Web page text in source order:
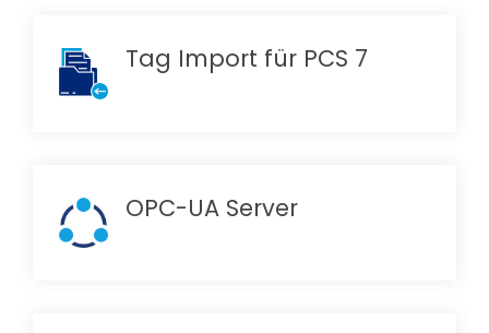
Tag Import für PCS 7
OPC-UA Server